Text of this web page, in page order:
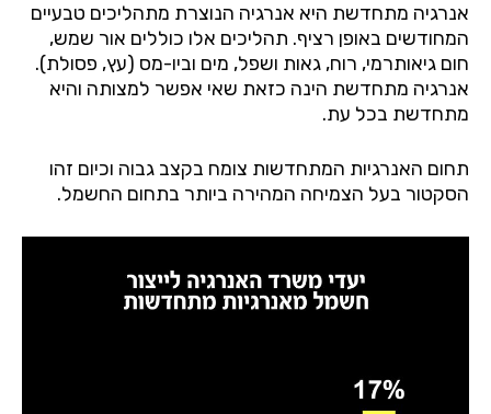
אנרגיה מתחדשת היא אנרגיה הנוצרת מתהליכים טבעיים
המחודשים באופן רציף. תהליכים אלו כוללים אור שמש,
חום גיאותרמי, רוח, גאות ושפל, מים וביו-מס (עץ, פסולת).
אנרגיה מתחדשת הינה כזאת שאי אפשר למצותה והיא
מתחדשת בכל עת.
תחום האנרגיות המתחדשות צומח בקצב גבוה וכיום זהו
הסקטור בעל הצמיחה המהירה ביותר בתחום החשמל.